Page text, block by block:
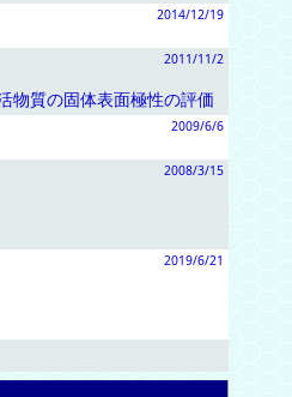
2014/12/19
2011/11/2
物質の固体表面極性の評価
2009/6/6
2008/3/15
2019/6/21